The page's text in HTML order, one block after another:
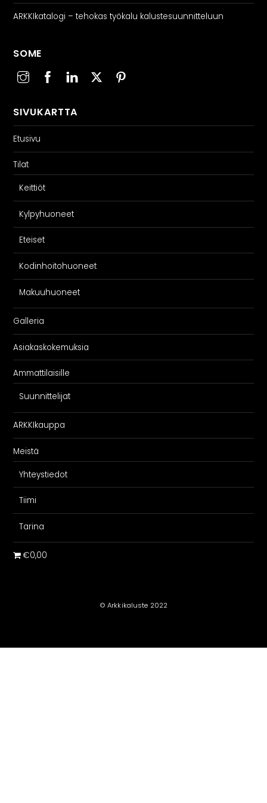
ARKKIkatalogi – tehokas työkalu kalustesuunnitteluun
SOME
SIVUKARTTA
Etusivu
Tilat
Keittiöt
Kylpyhuoneet
Eteiset
Kodinhoitohuoneet
Makuuhuoneet
Galleria
Asiakaskokemuksia
Ammattilaisille
Suunnittelijat
ARKKIkauppa
Meistä
Yhteystiedot
Tiimi
Tarina
€0,00
© Arkkikaluste 2022